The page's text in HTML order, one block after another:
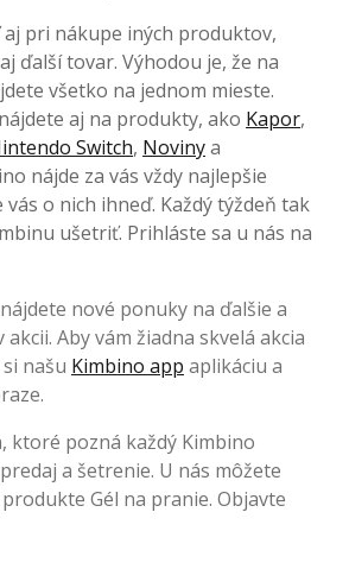
pri nákupe iných produktov,
ďalší tovar. Výhodou je, že na
všetko na jednom mieste.
aj na produkty, ako Kapor,
Switch, Novinya
nájde za vás vždy najlepšie
o nich ihneď. Každý týždeň tak
ušetriť. Prihláste sa u nás na
nové ponuky na ďalšie a
Aby vám žiadna skvelá akcia
našu Kimbino app aplikáciu a
ktoré pozná každý Kimbino
a šetrenie. U nás môžete
Gél na pranie. Objavte